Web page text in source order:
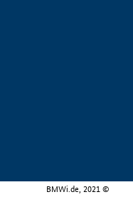
BMWi.de, 2021 ©